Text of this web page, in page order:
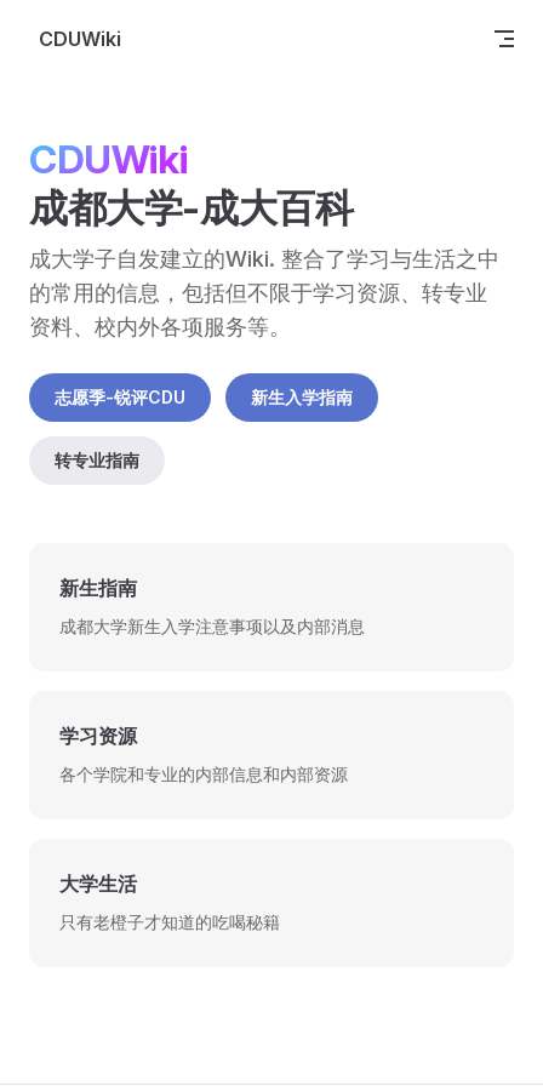
Skip to content
CDUWiki
CDUWiki
成都大学-成大百科
成大学子自发建立的Wiki. 整合了学习与生活之中
的常用的信息，包括但不限于学习资源、转专业
资料、校内外各项服务等。
志愿季-锐评CDU 新生入学指南
转专业指南
新生指南
成都大学新生入学注意事项以及内部消息
学习资源
各个学院和专业的内部信息和内部资源
大学生活
只有老橙子才知道的吃喝秘籍